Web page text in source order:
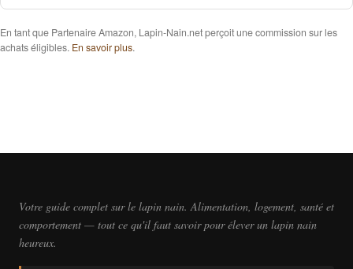
En tant que Partenaire Amazon, Lapin-Nain.net perçoit une commission sur les
achats éligibles. En savoir plus.
Votre guide complet sur le lapin nain. Alimentation, logement, santé et
comportement — tout ce qu'il faut savoir pour élever un lapin nain
heureux.